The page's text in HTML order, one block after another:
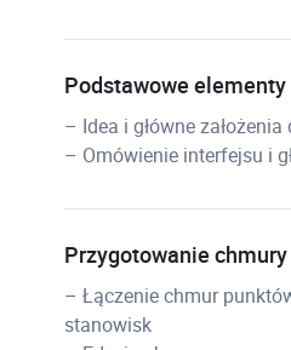
Podstawowe elementy
– Idea i główne założenia
– Omówienie interfejsu i
Przygotowanie
– Łączenie chmur
stanowisk